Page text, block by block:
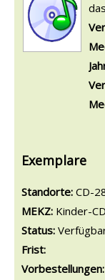
Exemplare
Standorte: CD-
MEKZ: Kinder-CD
Status:
Frist:
Vorbestellungen: